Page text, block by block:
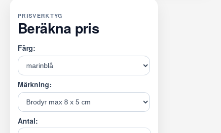
PRISVERKTYG
Beräkna pris
Färg:
Märkning:
Antal: